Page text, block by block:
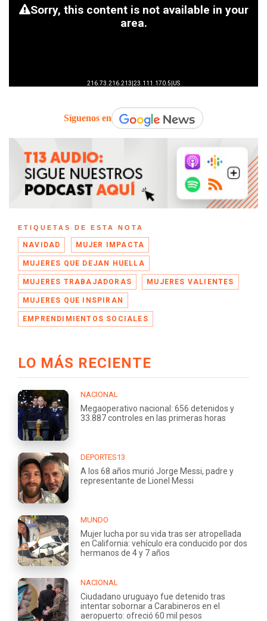
Síguenos en
ETIQUETAS DE ESTA NOTA
NAVIDAD MUJER IMPACTA
MUJERES QUE DEJAN HUELLA
MUJERES TRABAJADORAS MUJERES VALIENTES
MUJERES QUE INSPIRAN
EMPRENDIMIENTOS SOCIALES
LO MÁS RECIENTE
NACIONAL
Megaoperativo nacional: 656 detenidos y
33.887 controles en las primeras horas
DEPORTES13
A los 68 años murió Jorge Messi, padre y
representante de Lionel Messi
MUNDO
Mujer lucha por su vida tras ser atropellada
en California: vehículo era conducido por dos
hermanos de 4 y 7 años
NACIONAL
Ciudadano uruguayo fue detenido tras
intentar sobornar a Carabineros en el
aeropuerto: ofreció 60 mil pesos